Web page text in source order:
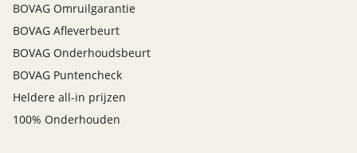
BOVAG Omruilgarantie
BOVAG Afleverbeurt
BOVAG Onderhoudsbeurt
BOVAG Puntencheck
Heldere all-in prijzen
100% Onderhouden